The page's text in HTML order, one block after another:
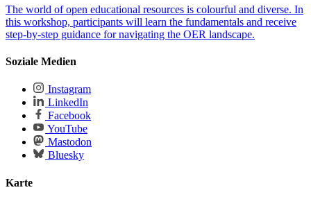
The world of open educational resources is colourful and diverse. In
this workshop, participants will learn the fundamentals and receive
step-by-step guidance for navigating the OER landscape.
Soziale Medien
Instagram
LinkedIn
Facebook
YouTube
Mastodon
Bluesky
Karte